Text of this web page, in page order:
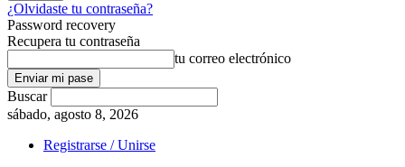
¿Olvidaste tu contraseña?
Password recovery
Recupera tu contraseña
tu correo electrónico
Buscar
sábado, agosto 8, 2026
Registrarse / Unirse